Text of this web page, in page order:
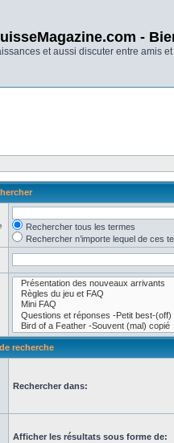
-
et aussi discuter entre amis
Rechercher tous les termes
Rechercher n’importe lequel de ces
recherche
Rechercher dans:
Afficher les résultats sous forme de: